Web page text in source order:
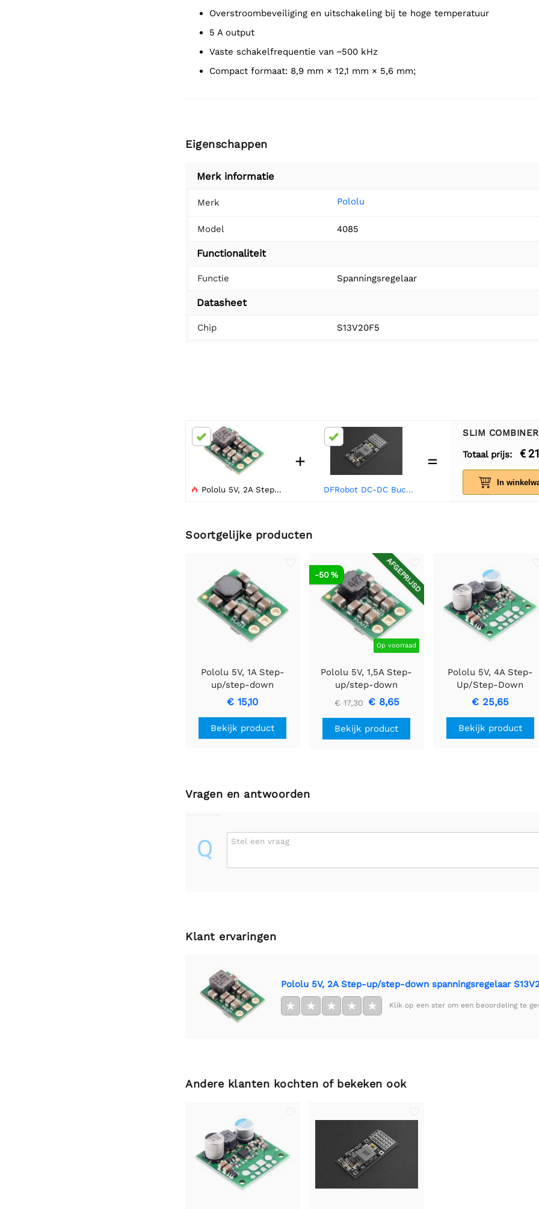
Overstroombeveiliging en uitschakeling bij te hoge temperatuur
5 A output
Vaste schakelfrequentie van ~500 kHz
Compact formaat: 8,9 mm × 12,1 mm × 5,6 mm;
Eigenschappen
Merk informatie
Merk Pololu
Model 4085
Functionaliteit
Functie Spanningsregelaar
Datasheet
Chip S13V20F5
 Pololu 5V, 2A Step-up/step-down spanningsregelaar S13V20F5
+
DFRobot DC-DC Buck- converter 7-24V naar 5V 4A
=
SLIM
Totaal prijs:
€
In
Soortgelijke producten
Pololu 5V, 1A Step-
up/step-down
spanningsregelaar
S13V10F5
€ 15,10
Bekijk product
AFGEPRIJSD
Op voorraad
-50 %
Pololu 5V, 1,5A Step-
up/step-down
spanningsregelaar
S13V15F5
€ 17,30 € 8,65
Bekijk product
Pololu 5V, 4A Step-
Up/Step-Down
Spanningsregelaar
S13V30F5
€ 25,65
Bekijk product
Vragen en antwoorden
Q Stel een vraag
Klant ervaringen
Pololu 5V, 2A Step-up/step-down spanningsregelaar
★ ★ ★ ★ ★ Klik op een ster om een beoordeling te
Andere klanten kochten of bekeken ook